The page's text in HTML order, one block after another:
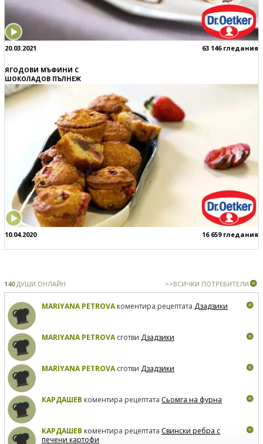
20.03.2021 63 146 гледания
ЯГОДОВИ МЪФИНИ С
ШОКОЛАДОВ ПЪЛНЕЖ
10.04.2020 16 659 гледания
140ДУШИ ОНЛАЙН >>ВСИЧКИ ПОТРЕБИТЕЛИ
MARIYANA PETROVAкоментира рецептата Дзадзики
MARIYANA PETROVAсготви Дзадзики
MARIYANA PETROVAсготви Дзадзики
КАРДАШЕВ коментира рецептата Сьомга на фурна
КАРДАШЕВ коментира рецептата Свински ребра с
печени картофи